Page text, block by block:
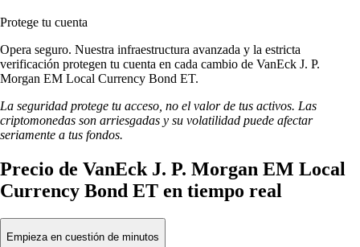
Protege tu cuenta
Opera seguro. Nuestra infraestructura avanzada y la estricta
verificación protegen tu cuenta en cada cambio de VanEck J. P.
Morgan EM Local Currency Bond ET.
La seguridad protege tu acceso, no el valor de tus activos. Las
criptomonedas son arriesgadas y su volatilidad puede afectar
seriamente a tus fondos.
Precio de VanEck J. P. Morgan EM Local
Currency Bond ET en tiempo real
Empieza en cuestión de minutos